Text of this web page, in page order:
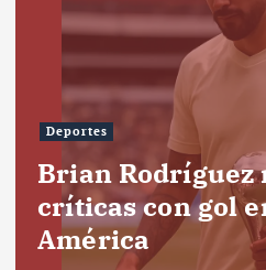
Deportes
Brian Rodríguez
críticas con gol
América